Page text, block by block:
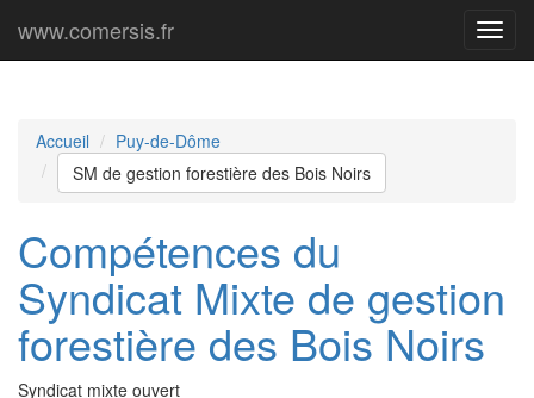
Menu
www.comersis.fr
Accueil
Puy-de-Dôme
SM de gestion forestière des Bois Noirs
Compétences du
Syndicat Mixte de gestion
forestière des Bois Noirs
Syndicat mixte ouvert